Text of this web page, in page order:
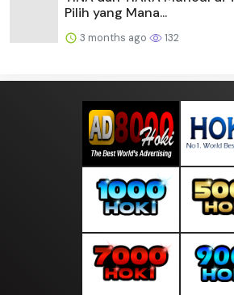
Pilih yang Mana...
3 months ago 132